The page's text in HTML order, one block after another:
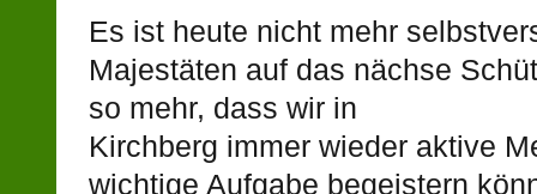
Es ist heute nicht mehr
Majestäten auf das nächse
so mehr, dass wir in
Kirchberg immer wieder aktive
wichtige Aufgabe begeistern